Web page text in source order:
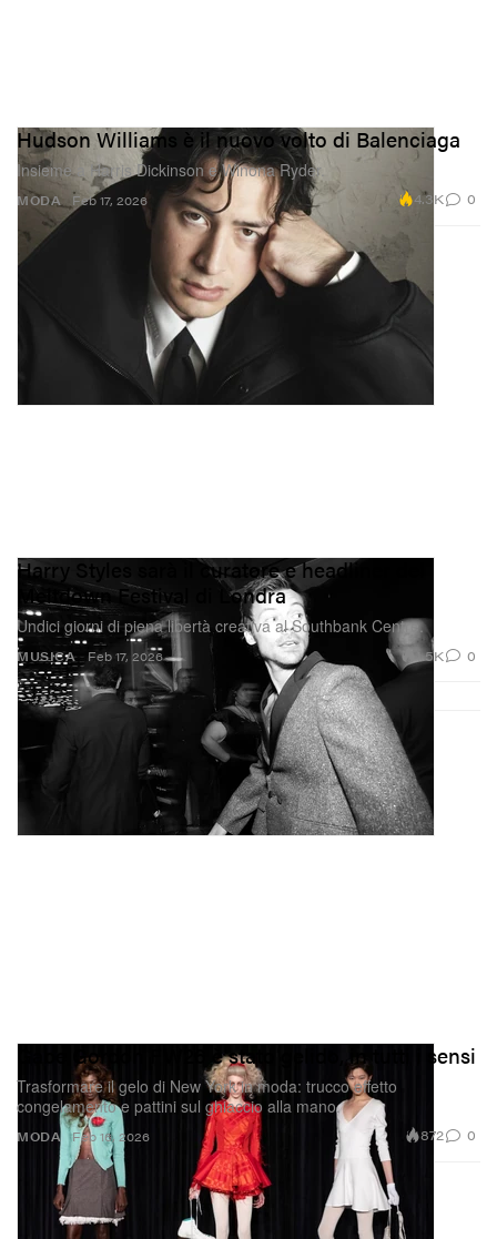
MODA
Hudson Williams è il nuovo volto di Balenciaga
Insieme a Harris Dickinson e Winona Ryder.
Feb 17, 2026 4.3K 0
MUSICA
Harry Styles sarà il curatore e headliner del
Meltdown Festival di Londra
Undici giorni di piena libertà creativa al Southbank Centre.
Feb 17, 2026 1.5K 0
MODA
Gabe Gordon FW26 è stato gelido, in tutti i sensi
Trasformare il gelo di New York in moda: trucco effetto
congelamento e pattini sul ghiaccio alla mano.
Feb 16, 2026 872 0